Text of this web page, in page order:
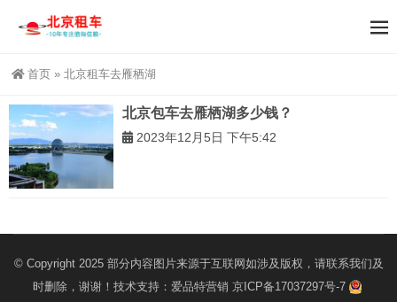
首页 » 北京租车去雁栖湖
北京包车去雁栖湖多少钱？
2023年12月5日 下午5:42
© Copyright 2025 部分内容图片来源于互联网如涉及版权，请联系我们及
时删除，谢谢！技术支持： 爱品特营销 京ICP备17037297号-7